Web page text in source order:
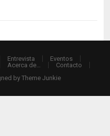
Entrevista
Eventos
Acerca de…
Contacto
byTheme Junkie